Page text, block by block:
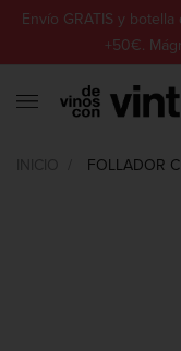
Envío GRATIS y
+50€.
FOLLADOR